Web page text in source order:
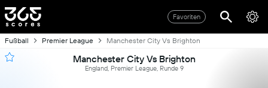
Favoriten
Fußball Premier League Manchester City Vs Brighton
Manchester City Vs Brighton
England, Premier League, Runde 9